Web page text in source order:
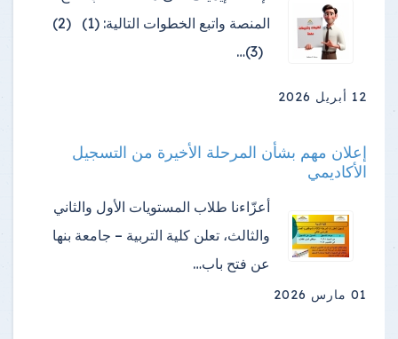
المنصة واتبع الخطوات التالية: (1) (2)
(3)…
12 أبريل 2026
إعلان مهم بشأن المرحلة الأخيرة من التسجيل
الأكاديمي
أعزّاءنا طلاب المستويات الأول والثاني
والثالث، تعلن كلية التربية – جامعة بنها
عن فتح باب…
01 مارس 2026